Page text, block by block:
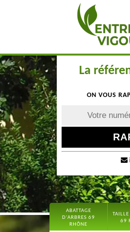
La
ON VOUS
ABATTAGE
D'ARBRES 69
RHÔNE
TAILLE
69